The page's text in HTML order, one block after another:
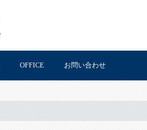
OFFICE お問い合わせ